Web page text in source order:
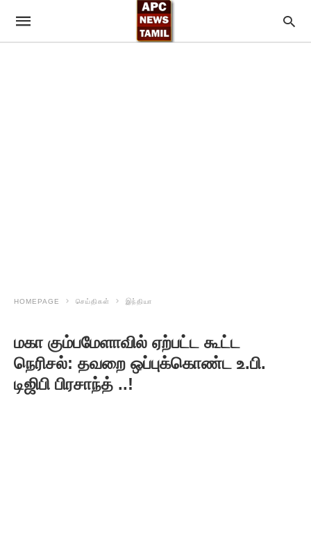
HOMEPAGE செய்திகள் இந்தியா
மகா கும்பமேளாவில் ஏற்பட்ட கூட்ட
நெரிசல்: தவறை ஒப்புக்கொண்ட உ.பி.
டிஜிபி பிரசாந்த் ..!